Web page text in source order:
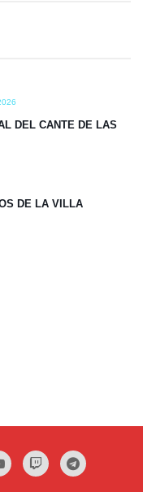
DEL CANTE DE LAS
DE LA VILLA